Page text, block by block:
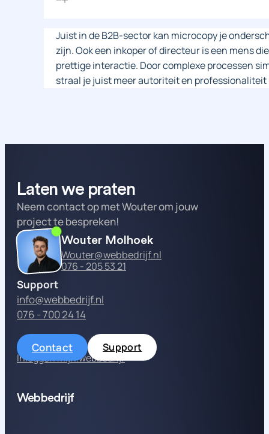
Juist in de B2B-sector kan microcopy je
zijn. Ook een inkoper of directeur is een mens
prettige interactie. Door complexe processen
straal je juist meer autoriteit en
Laten we praten
Neem contact op met Wouter om jouw
project te bespreken!
Wouter Molhoek
Wouter@webbedrijf.nl
076 - 205 53 21
Support
info@webbedrijf.nl
076 - 700 24 14
Contact
Support
Inloggen mijn.webbedrijf
Webbedrijf